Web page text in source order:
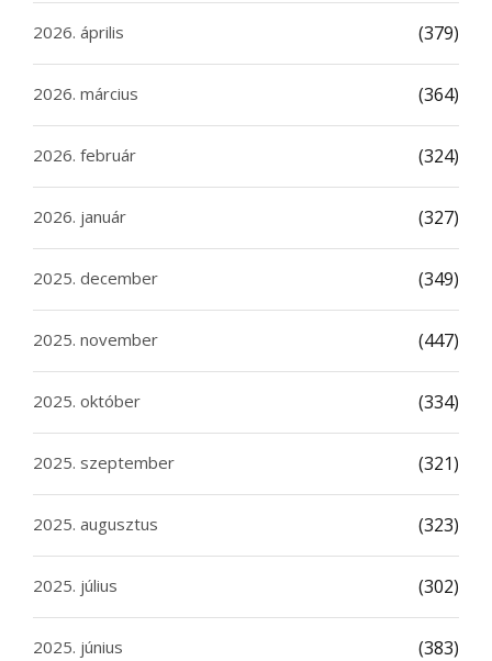
2026. április (379)
2026. március (364)
2026. február (324)
2026. január (327)
2025. december (349)
2025. november (447)
2025. október (334)
2025. szeptember (321)
2025. augusztus (323)
2025. július (302)
2025. június (383)